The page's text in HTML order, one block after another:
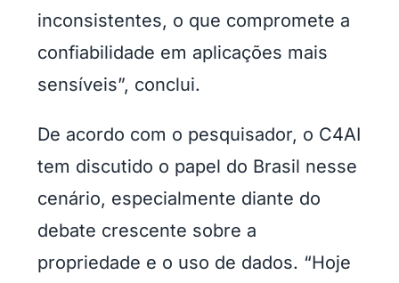
inconsistentes, o que compromete a
confiabilidade em aplicações mais
sensíveis”, conclui.
De acordo com o pesquisador, o C4AI
tem discutido o papel do Brasil nesse
cenário, especialmente diante do
debate crescente sobre a
propriedade e o uso de dados. “Hoje